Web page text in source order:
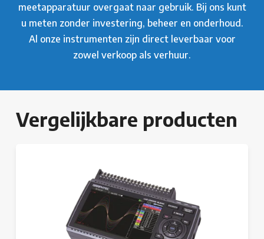
meetapparatuur overgaat naar gebruik. Bij ons kunt
u meten zonder investering, beheer en onderhoud.
Al onze instrumenten zijn direct leverbaar voor
zowel verkoop als verhuur.
Vergelijkbare producten